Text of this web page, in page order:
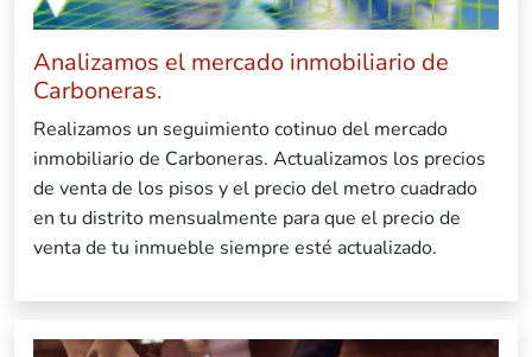
Analizamos el mercado inmobiliario de
Carboneras.
Realizamos un seguimiento cotinuo del mercado
inmobiliario de Carboneras. Actualizamos los precios
de venta de los pisos y el precio del metro cuadrado
en tu distrito mensualmente para que el precio de
venta de tu inmueble siempre esté actualizado.